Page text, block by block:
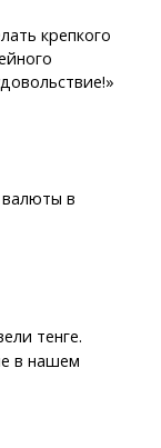
крепкого
в
тенге.
в нашем